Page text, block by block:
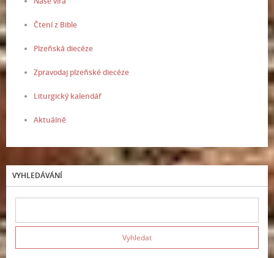
Čtení z Bible
Plzeňská diecéze
Zpravodaj plzeňské diecéze
Liturgický kalendář
Aktuálně
VYHLEDÁVÁNÍ